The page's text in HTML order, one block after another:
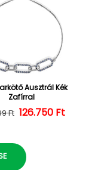
Ausztrál Kék
Zafírral
Normál ár
Ft 126.750 Ft